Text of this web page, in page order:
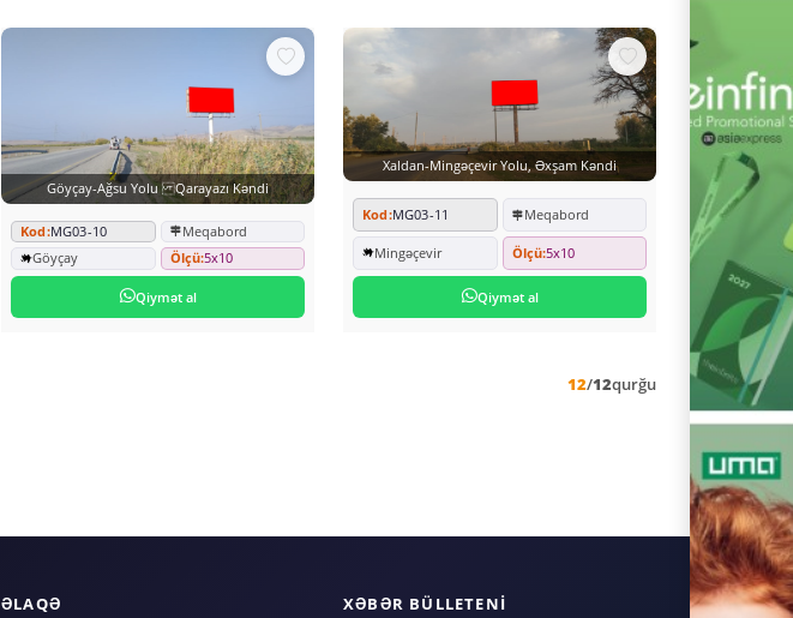
Göyçay-Ağsu Yolu Qarayazı Kəndi
Kod:MG03-10
Meqabord
Göyçay
Ölçü:5x10
Qiymət al
Xaldan-Mingəçevir Yolu, Əxşam Kəndi
Kod:MG03-11 Meqabord
Mingəçevir Ölçü:5x10
Qiymət al
12/12qurğu
ƏLAQƏ XƏBƏR BÜLLETENI